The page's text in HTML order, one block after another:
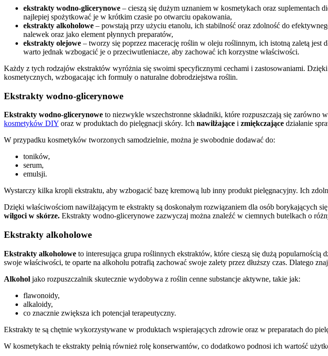
ekstrakty wodno-glicerynowe – cieszą się dużym uznaniem w kosmetykach oraz suplementach
najlepiej spożytkować je w krótkim czasie po otwarciu opakowania,
ekstrakty alkoholowe – powstają przy użyciu etanolu, ich stabilność oraz zdolność do
nalewek oraz jako element płynnych preparatów,
ekstrakty olejowe – tworzy się poprzez macerację roślin w oleju roślinnym, ich istotną zaletą jest
warto jednak wzbogacić je o przeciwutleniacze, aby zachować ich korzystne właściwości.
Każdy z tych rodzajów ekstraktów wyróżnia się swoimi specyficznymi cechami i zastosowaniami.
kosmetycznych, wzbogacając ich formuły o naturalne dobrodziejstwa roślin.
Ekstrakty wodno-glicerynowe
Ekstrakty wodno-glicerynowe to niezwykle wszechstronne składniki, które rozpuszczają się
kosmetyków DIY oraz w produktach do pielęgnacji skóry. Ich nawilżające i zmiękczające działanie
W przypadku kosmetyków tworzonych samodzielnie, można je swobodnie dodawać do:
toników,
serum,
emulsji.
Wystarczy kilka kropli ekstraktu, aby wzbogacić bazę kremową lub inny produkt pielęgnacyjny. Ich
Dzięki właściwościom nawilżającym te ekstrakty są doskonałym rozwiązaniem dla osób borykających
wilgoci w skórze. Ekstrakty wodno-glicerynowe zazwyczaj można znaleźć w ciemnych butelkach o
Ekstrakty alkoholowe
Ekstrakty alkoholowe to interesująca grupa roślinnych ekstraktów, które cieszą się dużą
swoje właściwości, te oparte na alkoholu potrafią zachować swoje zalety przez dłuższy czas. Dlatego
Alkohol jako rozpuszczalnik skutecznie wydobywa z roślin cenne substancje aktywne, takie jak:
flawonoidy,
alkaloidy,
co znacznie zwiększa ich potencjał terapeutyczny.
Ekstrakty te są chętnie wykorzystywane w produktach wspierających zdrowie oraz w preparatach do
W kosmetykach te ekstrakty pełnią również rolę konserwantów, co dodatkowo podnosi ich wartość